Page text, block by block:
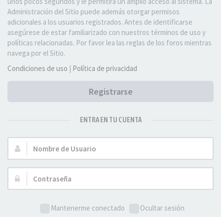
Administración del Sitio puede además otorgar permisos
adicionales a los usuarios registrados. Antes de identificarse
asegúrese de estar familiarizado con nuestros términos de uso y
políticas relacionadas. Por favor lea las reglas de los foros mientras
navega por el Sitio.
Condiciones de uso | Política de privacidad
Registrarse
ENTRA EN TU CUENTA
Nombre
de
Usuario:
Contraseña:
Mantenerme conectado Ocultar sesión